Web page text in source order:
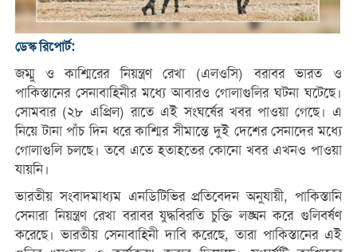
ডেস্ক রিপোর্ট:
জম্মু ও কাশ্মিরের নিয়ন্ত্রণ রেখা (এলওসি) বরাবর ভারত ও
পাকিস্তানের সেনাবাহিনীর মধ্যে আবারও গোলাগুলির ঘটনা ঘটেছে।
সোমবার (২৮ এপ্রিল) রাতে এই সংঘর্ষের খবর পাওয়া গেছে। এ
নিয়ে টানা পাঁচ দিন ধরে কাশ্মির সীমান্তে দুই দেশের সেনাদের মধ্যে
গোলাগুলি চলছে। তবে এতে হতাহতের কোনো খবর এখনও পাওয়া
যায়নি।
ভারতীয় সংবাদমাধ্যম এনডিটিভির প্রতিবেদন অনুযায়ী, পাকিস্তানি
সেনারা নিয়ন্ত্রণ রেখা বরাবর যুদ্ধবিরতি চুক্তি লঙ্ঘন করে গুলিবর্ষণ
করেছে। ভারতীয় সেনাবাহিনী দাবি করেছে, তারা পাকিস্তানের এই